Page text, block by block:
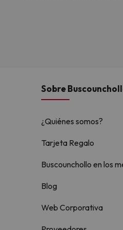
Sobre
¿Quiénes somos?
Tarjeta Regalo
Buscounchollo en los
Blog
Web Corporativa